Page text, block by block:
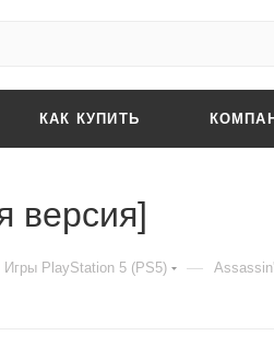
КАК КУПИТЬ
версия]
Игры PlayStation 5 (PS5) —